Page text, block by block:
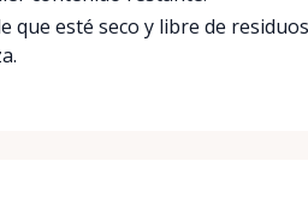
que esté seco y libre de